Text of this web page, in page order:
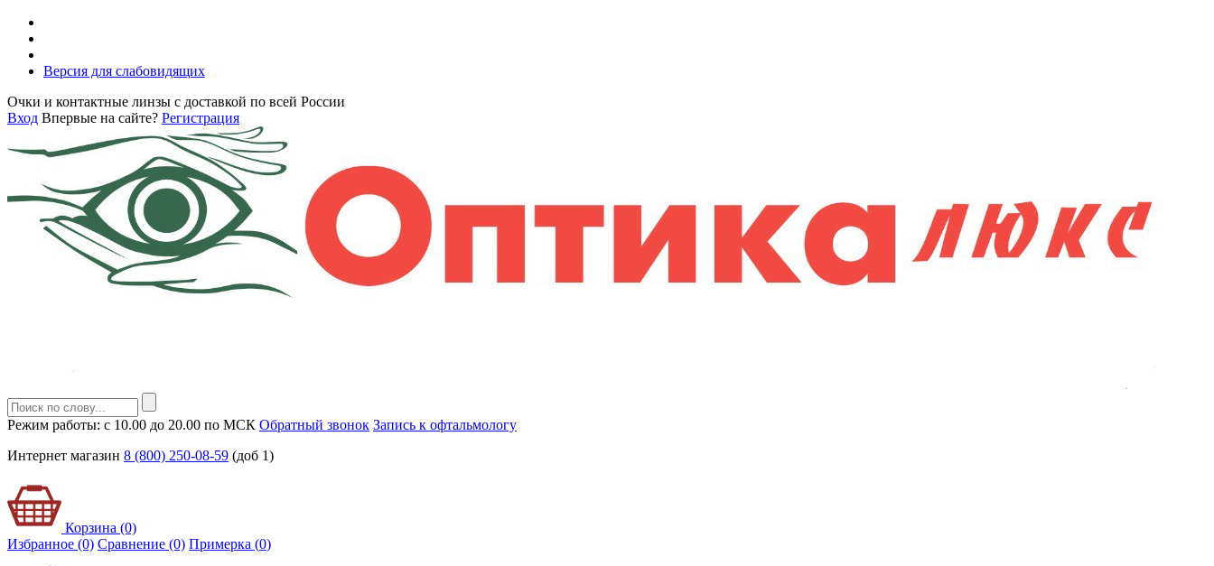
Версия для слабовидящих
Очки и контактные линзы с доставкой по всей России
Вход Впервые на сайте? Регистрация
Режим работы: с 10.00 до 20.00 по МСК Обратный звонок Запись к офтальмологу
Интернет магазин 8 (800) 250-08-59 (доб 1)
Корзина (0)
Избранное (0) Сравнение (0) Примерка (0)